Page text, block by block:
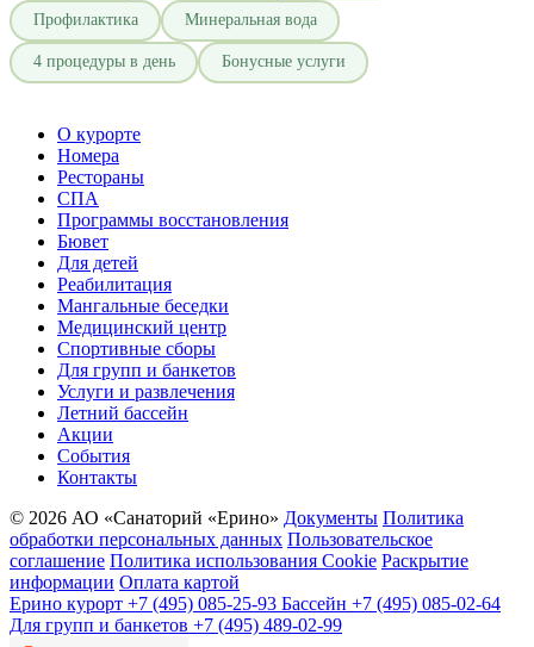
Профилактика Минеральная вода
4 процедуры в день Бонусные услуги
О курорте
Номера
Рестораны
СПА
Программы восстановления
Бювет
Для детей
Реабилитация
Мангальные беседки
Медицинский центр
Спортивные сборы
Для групп и банкетов
Услуги и развлечения
Летний бассейн
Акции
События
Контакты
© 2026 АО «Санаторий «Ерино» Документы Политика
обработки персональных данных Пользовательское
соглашение Политика использования Cookie Раскрытие
информации Оплата картой
Ерино курорт +7 (495) 085-25-93 Бассейн +7 (495) 085-02-64
Для групп и банкетов +7 (495) 489-02-99